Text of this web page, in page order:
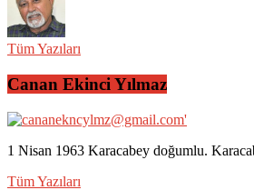
Tüm Yazıları
Canan Ekinci Yılmaz
1 Nisan 1963 Karacabey doğumlu.
Tüm Yazıları